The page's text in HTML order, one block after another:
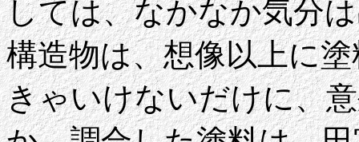
しては、なかなか気分
構造物は、想像以上に
きゃいけないだけに、